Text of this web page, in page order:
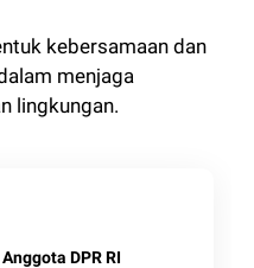
kebersamaan dan
menjaga
lingkungan.